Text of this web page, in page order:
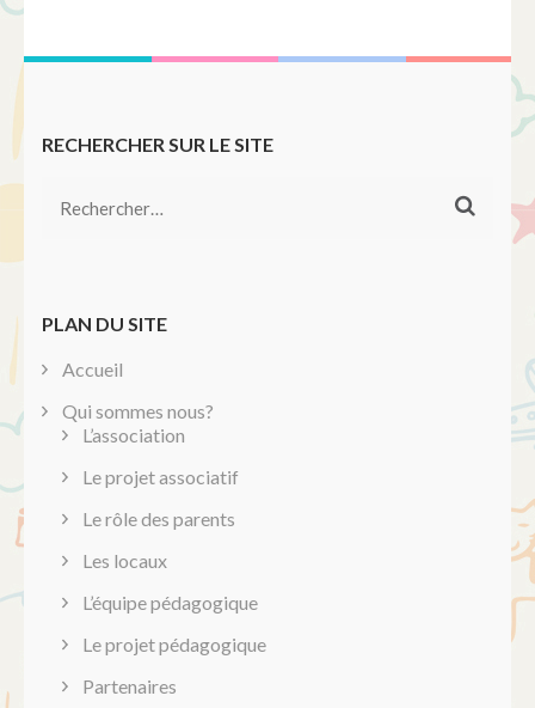
RECHERCHER SUR LE SITE
Rechercher :
PLAN DU SITE
Accueil
Qui sommes nous?
L’association
Le projet associatif
Le rôle des parents
Les locaux
L’équipe pédagogique
Le projet pédagogique
Partenaires